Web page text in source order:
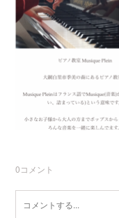
0コメント